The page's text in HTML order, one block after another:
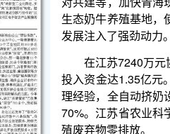
在江苏7240万元协作资金的支持
投入资金达1.35亿元。南京卫岗乳业
理经验，全自动挤奶设备、电子耳标
70%。江苏省农业科学院提供种养循
殖废弃物零排放。
“基地创新的分子膜发酵技术构
系，配合建设的屋顶分布式光伏发电
实现了绿色低碳发展。”巨秀莲说。